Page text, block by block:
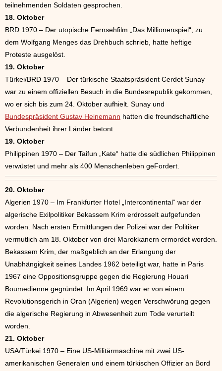
teilnehmenden Soldaten gesprochen.
18. Oktober
BRD 1970 – Der utopische Fernsehfilm „Das Millionenspiel“, zu
dem Wolfgang Menges das Drehbuch schrieb, hatte heftige
Proteste ausgelöst.
19. Oktober
Türkei/BRD 1970 – Der türkische Staatspräsident Cerdet Sunay
war zu einem offiziellen Besuch in die Bundesrepublik gekommen,
wo er sich bis zum 24. Oktober aufhielt. Sunay und
Bundespräsident Gustav Heinemann hatten die freundschaftliche
Verbundenheit ihrer Länder betont.
19. Oktober
Philippinen 1970 – Der Taifun „Kate“ hatte die südlichen Philippinen
verwüstet und mehr als 400 Menschenleben geFordert.
20. Oktober
Algerien 1970 – Im Frankfurter Hotel „Intercontinental“ war der
algerische Exilpolitiker Bekassem Krim erdrosselt aufgefunden
worden. Nach ersten Ermittlungen der Polizei war der Politiker
vermutlich am 18. Oktober von drei Marokkanern ermordet worden.
Bekassem Krim, der maßgeblich an der Erlangung der
Unabhängigkeit seines Landes 1962 beteiligt war, hatte in Paris
1967 eine Oppositionsgruppe gegen die Regierung Houari
Boumedienne gegründet. Im April 1969 war er von einem
Revolutionsgerich in Oran (Algerien) wegen Verschwörung gegen
die algerische Regierung in Abwesenheit zum Tode verurteilt
worden.
21. Oktober
USA/Türkei 1970 – Eine US-Militärmaschine mit zwei US-
amerikanischen Generalen und einem türkischen Offizier an Bord